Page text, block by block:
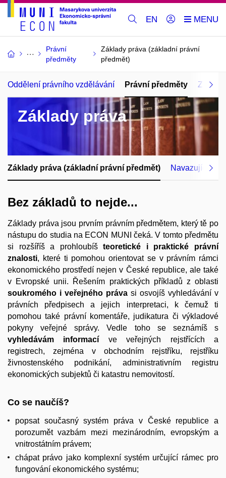
EN
Právní
předměty
Základy práva (základní právní
předmět)
Oddělení právního vzdělávání Právní předměty
Základy práva
Základy práva (základní právní předmět) Navazující
Bez základů to nejde...
Základy práva jsou prvním právním předmětem, který tě po
nástupu do studia na ECON MUNI čeká. V tomto předmětu
si rozšíříš a prohloubíšteoretické i praktické právní
znalosti, které ti pomohou orientovat se v právním rámci
ekonomického prostředí nejen v České republice, ale také
v Evropské unii. Řešením praktických příkladů z oblasti
soukromého i veřejného práva si osvojíš vyhledávání v
právních předpisech a jejich interpretaci, k čemuž ti
pomohou také právní komentáře, judikatura či výkladové
pokyny veřejné správy. Vedle toho se seznámíš s
vyhledávám informací ve veřejných rejstřících a
registrech, zejména v obchodním rejstříku, rejstříku
živnostenského podnikání, administrativním registru
ekonomických subjektů či katastru nemovitostí.
Co se naučíš?
popsat současný systém práva v České republice a
porozumět vazbám mezi mezinárodním, evropským a
vnitrostátním právem;
chápat právo jako komplexní systém určující rámec pro
fungování ekonomického systému;